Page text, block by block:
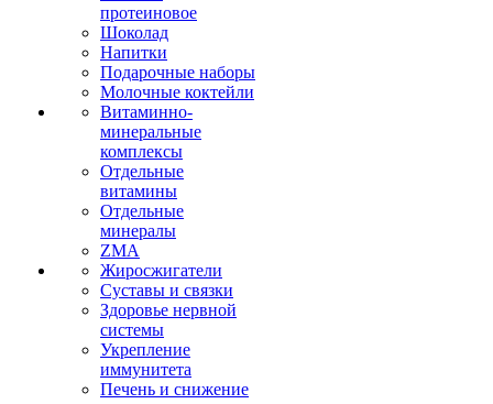
протеиновое
Шоколад
Напитки
Подарочные наборы
Молочные коктейли
Витаминно-
минеральные
комплексы
Отдельные
витамины
Отдельные
минералы
ZMA
Жиросжигатели
Суставы и связки
Здоровье нервной
системы
Укрепление
иммунитета
Печень и снижение